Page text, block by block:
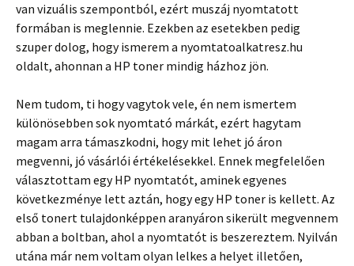
van vizuális szempontból, ezért muszáj nyomtatott
formában is meglennie. Ezekben az esetekben pedig
szuper dolog, hogy ismerem a nyomtatoalkatresz.hu
oldalt, ahonnan a HP toner mindig házhoz jön.
Nem tudom, ti hogy vagytok vele, én nem ismertem
különösebben sok nyomtató márkát, ezért hagytam
magam arra támaszkodni, hogy mit lehet jó áron
megvenni, jó vásárlói értékelésekkel. Ennek megfelelően
választottam egy HP nyomtatót, aminek egyenes
következménye lett aztán, hogy egy HP toner is kellett. Az
első tonert tulajdonképpen aranyáron sikerült megvennem
abban a boltban, ahol a nyomtatót is beszereztem. Nyilván
utána már nem voltam olyan lelkes a helyet illetően,